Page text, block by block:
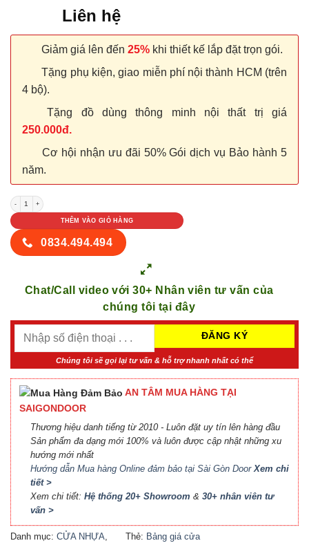
Liên hệ
Giảm giá lên đến 25% khi thiết kế lắp đặt trọn gói.
Tặng phụ kiện, giao miễn phí nội thành HCM (trên
4 bộ).
Tặng đồ dùng thông minh nội thất trị giá
250.000đ.
Cơ hội nhận ưu đãi 50% Gói dịch vụ Bảo hành 5
năm.
CỬA NHỰA COMPOSITE P1R6 số lượng
THÊM VÀO GIỎ HÀNG
0834.494.494
Chat/Call video với 30+ Nhân viên tư vấn của
chúng tôi tại đây
Chúng tôi sẽ gọi lại tư vấn & hỗ trợ nhanh nhất có thể
AN TÂM MUA HÀNG TẠI
SAIGONDOOR
Thương hiệu danh tiếng từ 2010 - Luôn đặt uy tín lên hàng đầu
Sản phẩm đa dạng mới 100% và luôn được cập nhật những xu
hướng mới nhất
Hướng dẫn Mua hàng Online đảm bảo tại Sài Gòn DoorXem chi
tiết >
Xem chi tiết: Hệ thống 20+ Showroom & 30+ nhân viên tư
vấn >
Danh mục: CỬA NHỰA,
Thẻ: Bảng giá cửa